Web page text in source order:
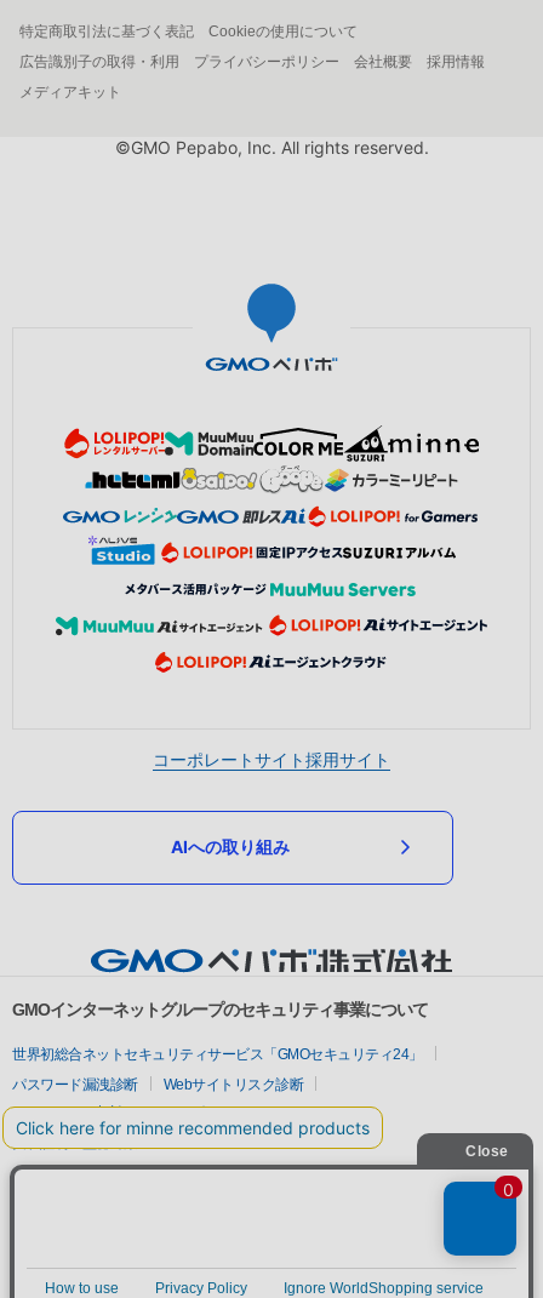
特定商取引法に基づく表記
Cookieの使用について
広告識別子の取得・利用
プライバシーポリシー 会社概要
採用情報
メディアキット
©GMO Pepabo, Inc. All rights reserved.
コーポレートサイト採用サイト
AIへの取り組み
GMOインターネットグループのセキュリティ事業について
世界初総合ネットセキュリティサービス「GMOセキュリティ24」
パスワード漏洩診断
Webサイトリスク診断
セキュリティ相談AIチャットボット
実在証明・盗聴対策
サイバー攻撃対策（GMOサイバーセキュリティ byイエラエ）